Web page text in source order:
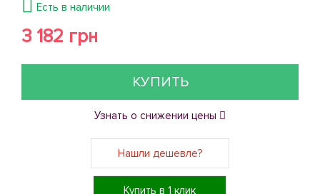
Есть в наличии
3 182 грн
КУПИТЬ
Узнать о снижении цены
Нашли дешевле?
Купить в 1 клик